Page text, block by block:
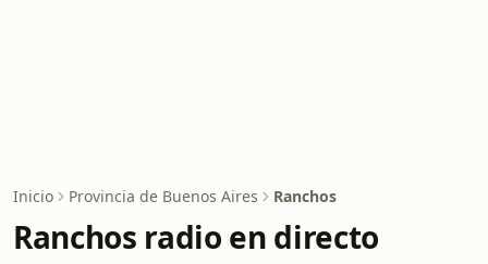
Inicio Provincia de Buenos Aires Ranchos
Ranchos radio en directo